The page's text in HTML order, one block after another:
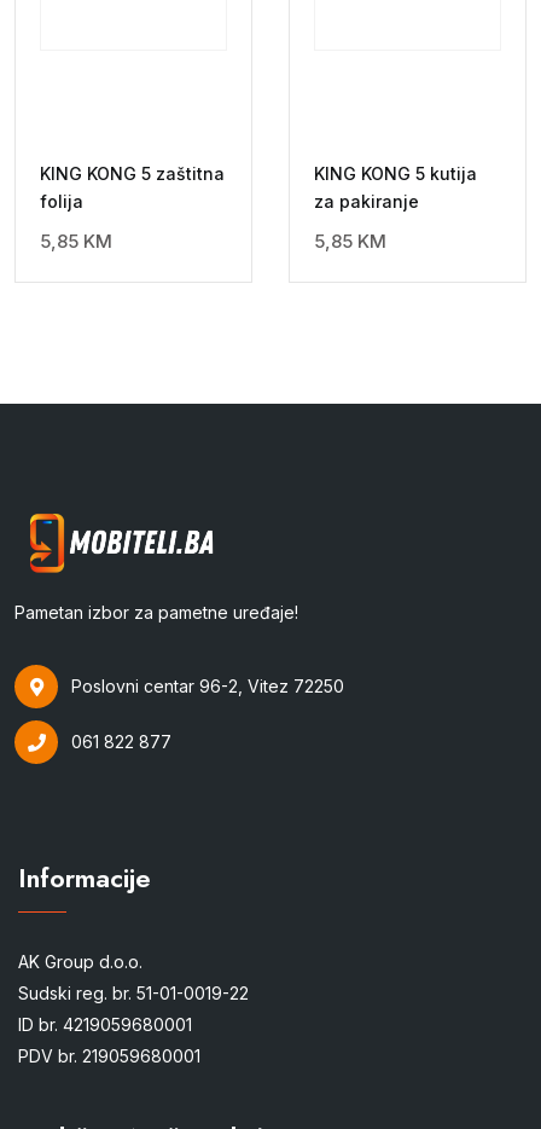
KING KONG 5 zaštitna
folija
5,85 KM
KING KONG 5 kutija
za pakiranje
5,85 KM
Pametan izbor za pametne uređaje!
Poslovni centar 96-2, Vitez 72250
061 822 877
Informacije
AK Group d.o.o.
Sudski reg. br. 51-01-0019-22
ID br. 4219059680001
PDV br. 219059680001